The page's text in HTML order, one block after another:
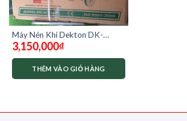
Máy Nén Khí Dekton DK-
AC50DR có dầu
3,150,000₫
THÊM VÀO GIỎ HÀNG